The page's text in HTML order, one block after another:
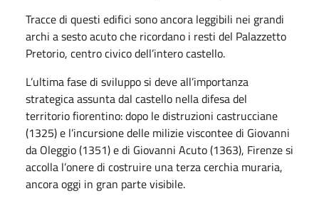
Tracce di questi edifici sono ancora leggibili nei grandi
archi a sesto acuto che ricordano i resti del Palazzetto
Pretorio, centro civico dell’intero castello.
L’ultima fase di sviluppo si deve all’importanza
strategica assunta dal castello nella difesa del
territorio fiorentino: dopo le distruzioni castrucciane
(1325) e l’incursione delle milizie viscontee di Giovanni
da Oleggio (1351) e di Giovanni Acuto (1363), Firenze si
accolla l’onere di costruire una terza cerchia muraria,
ancora oggi in gran parte visibile.